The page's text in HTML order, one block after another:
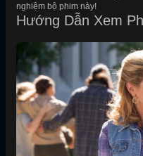
nghiệm bộ phim này!
Hướng Dẫn Xem